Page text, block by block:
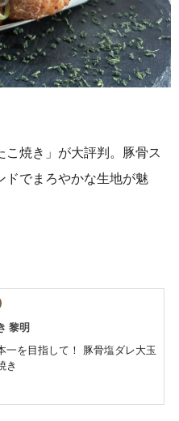
焼き」が大評判。豚骨ス
ドでまろやかな生地が魅
黎明
一を目指して！ 豚骨塩ダレ大玉
き